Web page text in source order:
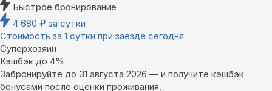
Быстрое бронирование
4 680 ₽ за сутки
Стоимость за 1 сутки при заезде сегодня
Суперхозяин
Кэшбэк до 4%
Забронируйте до 31 августа 2026 — и получите кэшбэк
бонусами после оценки проживания.